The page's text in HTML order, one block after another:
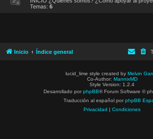
Temas: 6
Inicio Índice general
lucid_lime style created by Melvin
Co-Author: MannixMD
Style Version: 1.2.4
Desarrollado por phpBB® Forum Software ©
Traducción al español por phpBB
Privacidad | Condiciones